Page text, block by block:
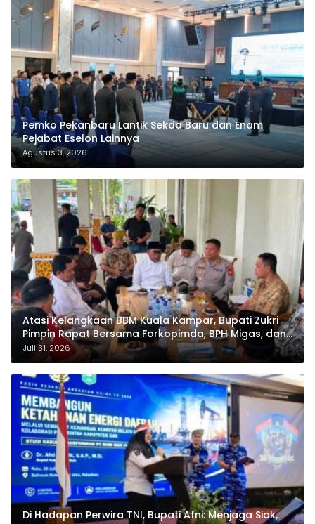
Pemko Pekanbaru Lantik Sekda Baru dan Enam
Pejabat Eselon Lainnya
Agustus 3, 2026
Atasi Kelangkaan BBM Kuala Kampar, Bupati Zukri
Pimpin Rapat Bersama Forkopimda, BPH Migas, dan
Pertamina
Juli 31, 2026
Di Hadapan Perwira TNI, Bupati Afni: Menjaga Siak,